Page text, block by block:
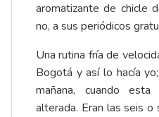
aromatizante de chicle
no, a sus periódicos
Una rutina fría de
Bogotá y así lo hacía
mañana, cuando
alterada. Eran las seis